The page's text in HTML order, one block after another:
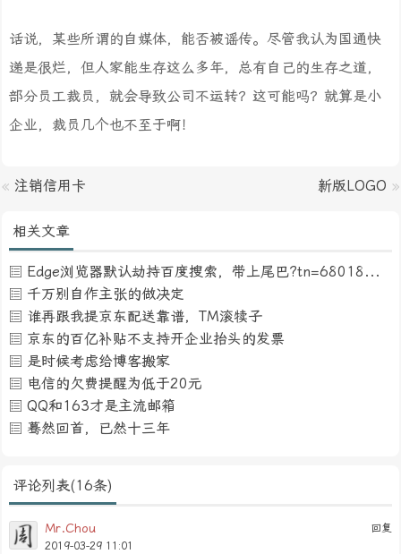
话说，某些所谓的自媒体，能否被谣传。尽管我认为国通快
递是很烂，但人家能生存这么多年，总有自己的生存之道，
部分员工裁员，就会导致公司不运转？这可能吗？就算是小
企业，裁员几个也不至于啊！
« 注销信用卡 新版LOGO »
相关文章
Edge浏览器默认劫持百度搜索，带上尾巴?tn=68018901_16_pg
千万别自作主张的做决定
谁再跟我提京东配送靠谱，TM滚犊子
京东的百亿补贴不支持开企业抬头的发票
是时候考虑给博客搬家
电信的欠费提醒为低于20元
QQ和163才是主流邮箱
蓦然回首，已然十三年
评论列表(16条)
回复
Mr.Chou
2019-03-29 11:01